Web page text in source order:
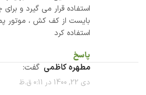
استفاده قرار می گیرد و
بایست از کف کش ، موتور
استفاده کرد
پاسخ
مطهره کاظمی گفت:
دی 22, 1400 در 0:11 ق.ظ